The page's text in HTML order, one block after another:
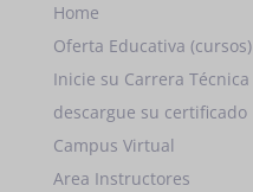
Home
Oferta Educativa (cursos)
Inicie su Carrera Técnica
descargue su certificado
Campus Virtual
Area Instructores